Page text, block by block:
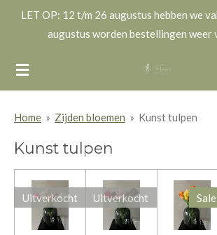
de
hoofdinhoud
LET OP: 12 t/m 26 augustus hebben we
augustus worden bestellingen weer
Home » Zijden bloemen » Kunst tulpen
Kunst tulpen
Uitverkocht Uitverkocht